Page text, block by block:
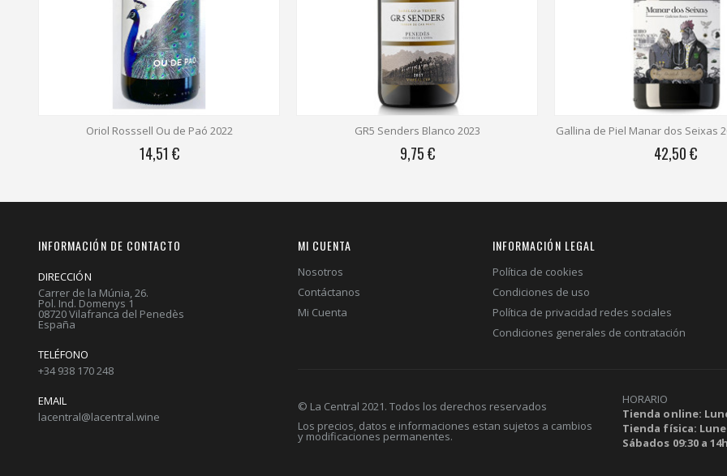
GR5 Senders Blanco 2023
9,75 €
Gallina de Piel Manar dos Seixas 2020 (Magnum)
42,50 €
Raventós Rosell Cava Brut
12,50 €
INFORMACIÓN DE CONTACTO
DIRECCIÓN
Carrer de la Múnia, 26.
Pol. Ind. Domenys 1
08720 Vilafranca del Penedès
España
TELÉFONO
+34 938 170 248
EMAIL
lacentral@lacentral.wine
MI CUENTA
Nosotros
Contáctanos
Mi Cuenta
INFORMACIÓN LEGAL
Política de cookies
Condiciones de uso
Política de privacidad redes sociales
Condiciones generales de contratación
© La Central 2021. Todos los derechos reservados
Los precios, datos e informaciones estan sujetos a cambios
y modificaciones permanentes.
HORARIO
Tienda online:
Tienda física:
Sábados 09:30 a